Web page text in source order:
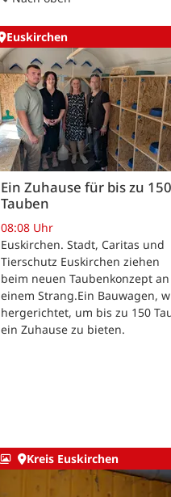
Euskirchen
Ein Zuhause für bis zu 150
Tauben
08:08 Uhr
Euskirchen. Stadt, Caritas und
Tierschutz Euskirchen ziehen
beim neuen Taubenkonzept an
einem Strang.Ein Bauwagen,
hergerichtet, um bis zu 150
ein Zuhause zu bieten.
Kreis Euskirchen